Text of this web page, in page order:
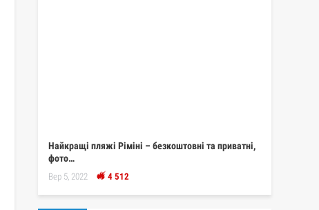
Найкращі пляжі Ріміні – безкоштовні та приватні,
фото…
Вер 5, 2022 4 512